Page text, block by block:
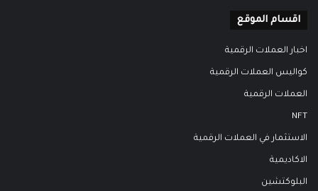
اقسام الموقع
اخبار العملات الرقمية
كواليس العملات الرقمية
العملات الرقمية
NFT
الاستثمار في العملات الرقمية
الاكاديمية
البلوكتشين